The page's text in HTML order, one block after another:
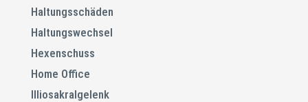
Haltungsschäden
Haltungswechsel
Hexenschuss
Home Office
Illiosakralgelenk